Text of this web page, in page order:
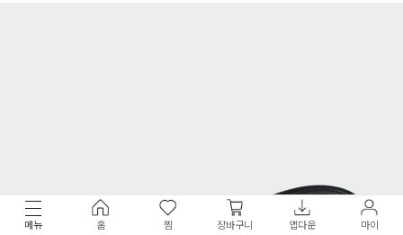
메뉴 홈 찜 장바구니 앱다운 마이